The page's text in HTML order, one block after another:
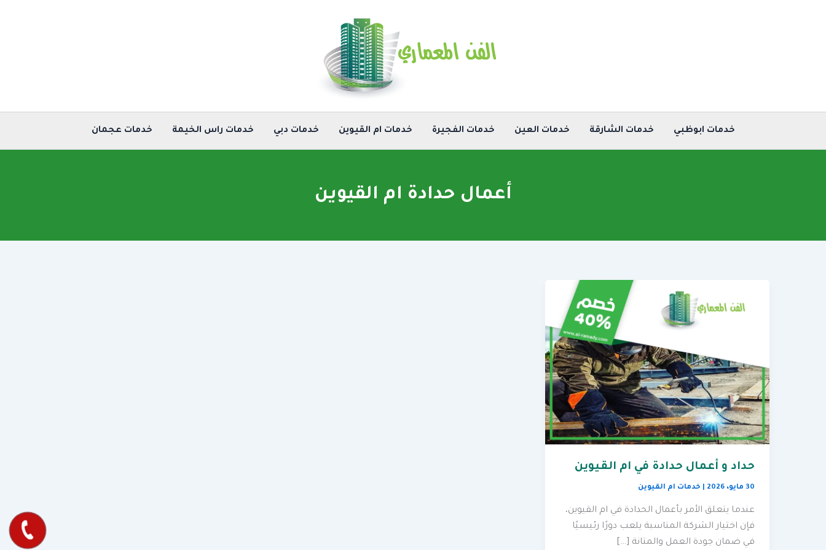
خدمات ابوظبي خدمات الشارقة خدمات العين خدمات الفجيرة خدمات ام القيوين خدمات دبي خدمات راس الخيمة خدمات عجمان
أعمال حدادة ام القيوين
حداد و أعمال حدادة في ام القيوين
30 مايو، 2026 خدمات ام القيوين
عندما يتعلق الأمر بأعمال الحدادة في ام القيوين،
فإن اختيار الشركة المناسبة يلعب دورًا رئيسيًا
في ضمان جودة العمل والمتانة […]